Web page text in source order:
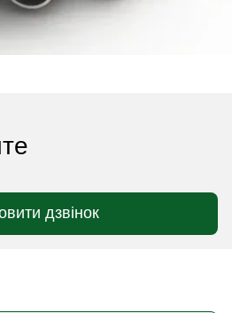
дзвінок